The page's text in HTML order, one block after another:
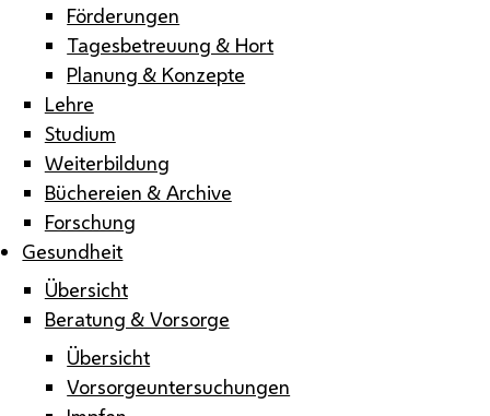
Förderungen
Tagesbetreuung & Hort
Planung & Konzepte
Lehre
Studium
Weiterbildung
Büchereien & Archive
Forschung
Gesundheit
Übersicht
Beratung & Vorsorge
Übersicht
Vorsorgeuntersuchungen